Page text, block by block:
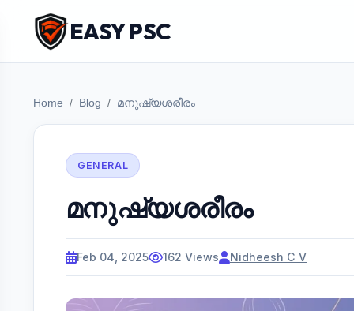
EASY PSC
Home Blog മനുഷ്യശരീരം
GENERAL
മനുഷ്യശരീരം
Feb 04, 2025 162 Views Nidheesh C V